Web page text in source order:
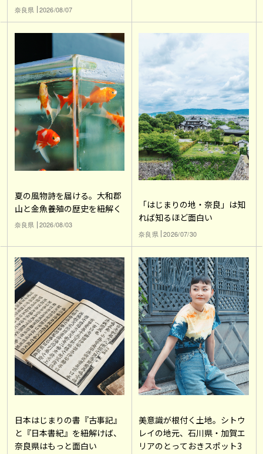
奈良県 2026/08/07
夏の風物詩を届ける。大和郡
山と金魚養殖の歴史を紐解く
奈良県 2026/08/03
「はじまりの地・奈良」は知
れば知るほど面白い
奈良県 2026/07/30
日本はじまりの書『古事記』
と『日本書紀』を紐解けば、
奈良県はもっと面白い
美意識が根付く土地。シトウ
レイの地元、石川県・加賀エ
リアのとっておきスポット3